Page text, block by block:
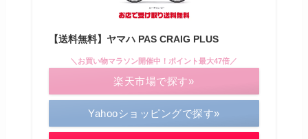
【送料無料】ヤマハ PAS CRAIG PLUS
＼お買い物マラソン開催中！ポイント最大47倍／
楽天市場で探す»
Yahooショッピングで探す»